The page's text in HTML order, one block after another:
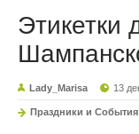
Этикетки
Lady_Marisa 13
Праздники и События